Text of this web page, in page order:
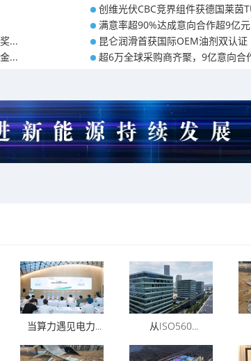
...
...
创维光伏CBC竞界组件获德国莱茵
满意率超90%达成意向合作超9亿
昆仑润滑首获国际OEM油剂双认证
超6万全球采购商齐聚，9亿意向合
当算力遇见电力... 从ISO560...